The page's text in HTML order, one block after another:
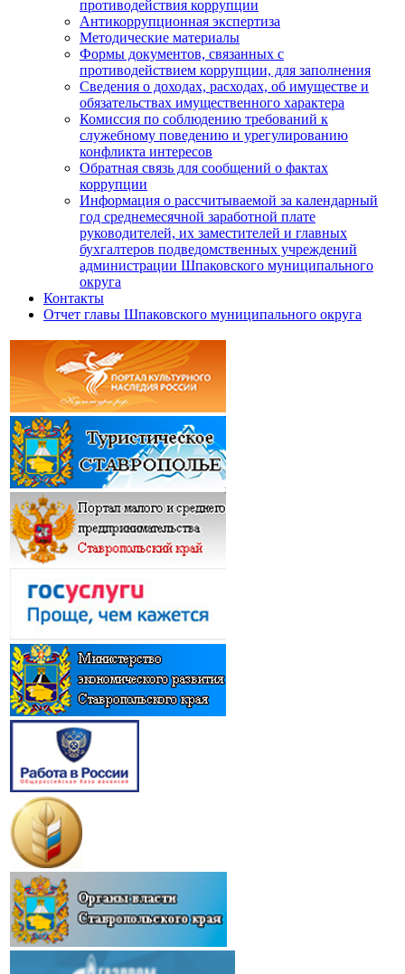
противодействия коррупции
Антикоррупционная экспертиза
Методические материалы
Формы документов, связанных с
противодействием коррупции, для заполнения
Сведения о доходах, расходах, об имуществе и
обязательствах имущественного характера
Комиссия по соблюдению требований к
служебному поведению и урегулированию
конфликта интересов
Обратная связь для сообщений о фактах
коррупции
Информация о рассчитываемой за календарный
год среднемесячной заработной плате
руководителей, их заместителей и главных
бухгалтеров подведомственных учреждений
администрации Шпаковского муниципального
округа
Контакты
Отчет главы Шпаковского муниципального округа